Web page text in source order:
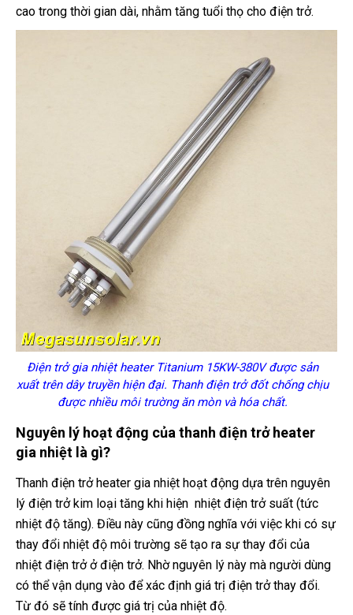
cao trong thời gian dài, nhằm tăng tuổi thọ cho điện trở.
Điện trở gia nhiệt heater Titanium 15KW-380V được sản
xuất trên dây truyền hiện đại. Thanh điện trở đốt chống chịu
được nhiều môi trường ăn mòn và hóa chất.
Nguyên lý hoạt động của thanh điện trở heater
gia nhiệt là gì?
Thanh điện trở heater gia nhiệt hoạt động dựa trên nguyên
lý điện trở kim loại tăng khi hiện nhiệt điện trở suất (tức
nhiệt độ tăng). Điều này cũng đồng nghĩa với việc khi có sự
thay đổi nhiệt độ môi trường sẽ tạo ra sự thay đổi của
nhiệt điện trở ở điện trở. Nhờ nguyên lý này mà người dùng
có thể vận dụng vào để xác định giá trị điện trở thay đổi.
Từ đó sẽ tính được giá trị của nhiệt độ.